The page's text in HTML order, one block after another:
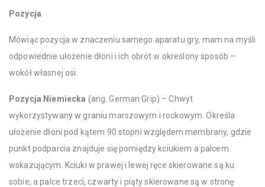
Pozycja
Mówiąc pozycja w znaczeniu samego aparatu gry, mam na myśli
odpowiednie ułożenie dłoni i ich obrót w określony sposób –
wokół własnej osi.
Pozycja Niemiecka (ang. German Grip) – Chwyt
wykorzystywany w graniu marszowym i rockowym. Określa
ułożenie dłoni pod kątem 90 stopni względem membrany, gdzie
punkt podparcia znajduje się pomiędzy kciukiem a palcem
wskazującym. Kciuki w prawej i lewej ręce skierowane są ku
sobie, a palce trzeci, czwarty i piąty skierowane są w stronę